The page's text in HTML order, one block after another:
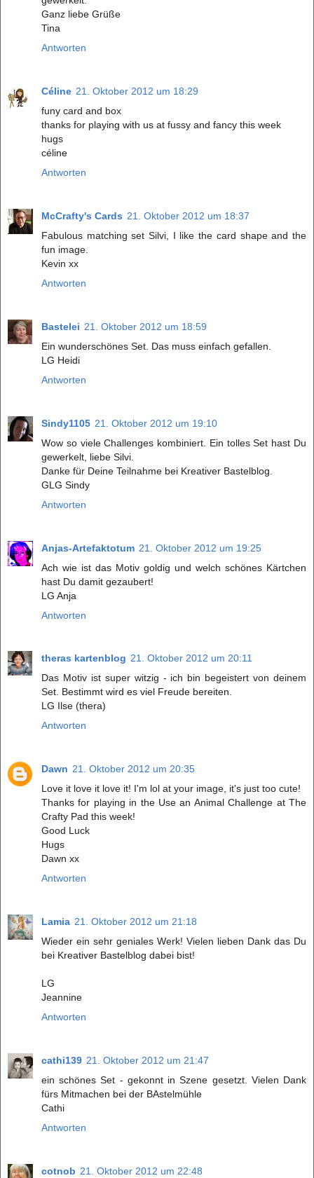
Ganz liebe Grüße
Tina
Antworten
Céline 21. Oktober 2012 um 18:29
funy card and box
thanks for playing with us at fussy and fancy this week
hugs
céline
Antworten
McCrafty's Cards 21. Oktober 2012 um 18:37
Fabulous matching set Silvi, I like the card shape and the
fun image.
Kevin xx
Antworten
Bastelei 21. Oktober 2012 um 18:59
Ein wunderschönes Set. Das muss einfach gefallen.
LG Heidi
Antworten
Sindy1105 21. Oktober 2012 um 19:10
Wow so viele Challenges kombiniert. Ein tolles Set hast Du
gewerkelt, liebe Silvi.
Danke für Deine Teilnahme bei Kreativer Bastelblog.
GLG Sindy
Antworten
Anjas-Artefaktotum 21. Oktober 2012 um 19:25
Ach wie ist das Motiv goldig und welch schönes Kärtchen
hast Du damit gezaubert!
LG Anja
Antworten
theras kartenblog 21. Oktober 2012 um 20:11
Das Motiv ist super witzig - ich bin begeistert von deinem
Set. Bestimmt wird es viel Freude bereiten.
LG Ilse (thera)
Antworten
Dawn 21. Oktober 2012 um 20:35
Love it love it love it! I'm lol at your image, it's just too cute!
Thanks for playing in the Use an Animal Challenge at The
Crafty Pad this week!
Good Luck
Hugs
Dawn xx
Antworten
Lamia 21. Oktober 2012 um 21:18
Wieder ein sehr geniales Werk! Vielen lieben Dank das Du
bei Kreativer Bastelblog dabei bist!
LG
Jeannine
Antworten
cathi139 21. Oktober 2012 um 21:47
ein schönes Set - gekonnt in Szene gesetzt. Vielen Dank
fürs Mitmachen bei der BAstelmühle
Cathi
Antworten
cotnob 21. Oktober 2012 um 22:48